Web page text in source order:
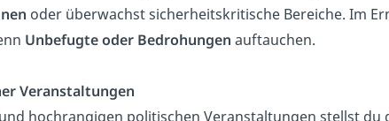
oder überwachst sicherheitskritische Bereiche. Im
Unbefugte oder Bedrohungen auftauchen.
Veranstaltungen
hochrangigen politischen Veranstaltungen stellst du